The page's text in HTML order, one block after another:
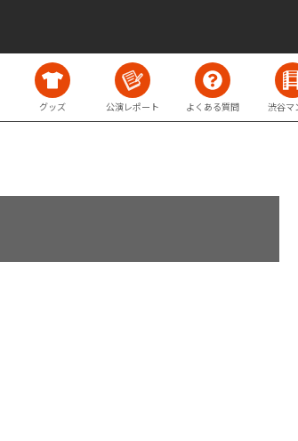
グッズ 公演レポート よくある質問 渋谷マ